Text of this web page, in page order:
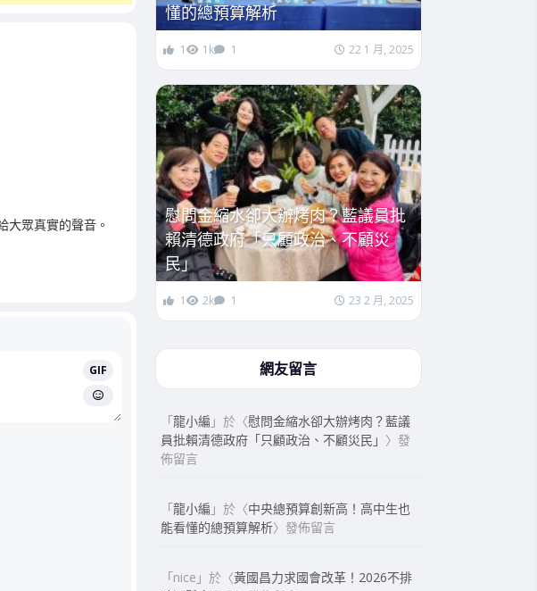
大眾真實的聲音。
GIF
懂的總預算解析
1 1k 1 22 1 月, 2025
慰問金縮水卻大辦烤肉？藍議員批
賴清德政府「只顧政治、不顧災
民」
1 2k 1 23 2 月, 2025
網友留言
「龍小編 」於〈慰問金縮水卻大辦烤肉？藍議
員批賴清德政府「只顧政治、不顧災民」 〉發
佈留言
「龍小編 」於〈中央總預算創新高！高中生也
能看懂的總預算解析〉發佈留言
「nice 」於〈黃國昌力求國會改革！2026不排